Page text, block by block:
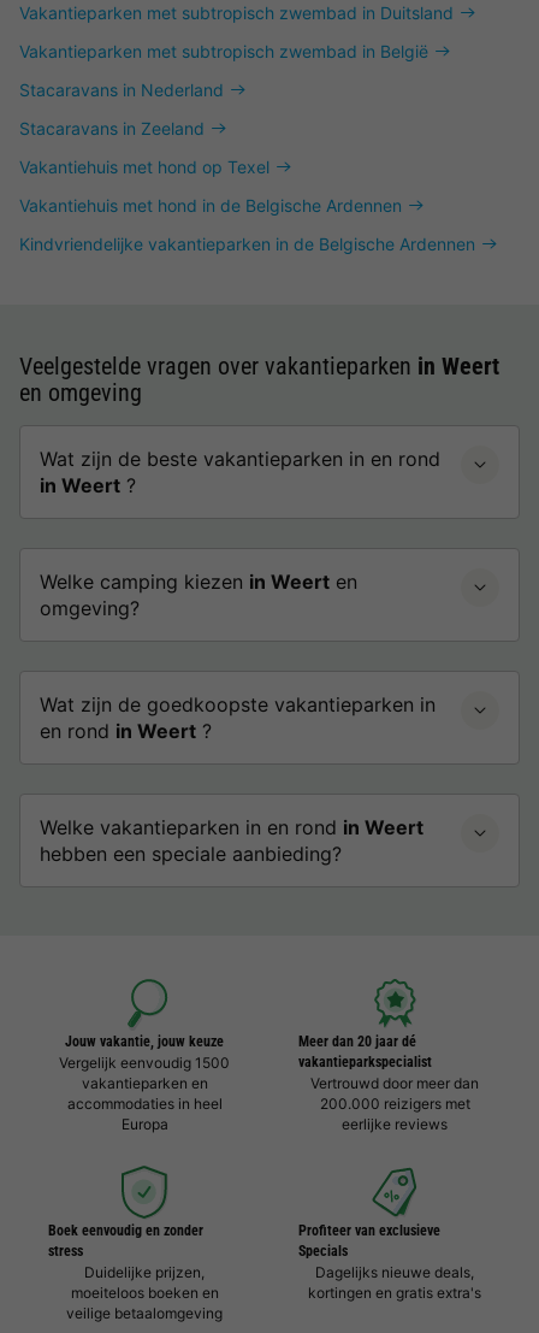
Vakantieparken met subtropisch zwembad in Duitsland
Vakantieparken met subtropisch zwembad in België
Stacaravans in Nederland
Stacaravans in Zeeland
Vakantiehuis met hond op Texel
Vakantiehuis met hond in de Belgische Ardennen
Kindvriendelijke vakantieparken in de Belgische Ardennen
Veelgestelde vragen over vakantieparken in Weert
en omgeving
Wat zijn de beste vakantieparken in en rond
in Weert ?
Welke camping kiezen in Weert en
omgeving?
Wat zijn de goedkoopste vakantieparken in
en rond in Weert ?
Welke vakantieparken in en rond in Weert
hebben een speciale aanbieding?
Jouw vakantie, jouw keuze
Vergelijk eenvoudig 1500
vakantieparken en
accommodaties in heel
Europa
Meer dan 20 jaar dé
vakantieparkspecialist
Vertrouwd door meer dan
200.000 reizigers met
eerlijke reviews
Boek eenvoudig en zonder
stress
Duidelijke prijzen,
moeiteloos boeken en
veilige betaalomgeving
Profiteer van exclusieve
Specials
Dagelijks nieuwe deals,
kortingen en gratis extra's